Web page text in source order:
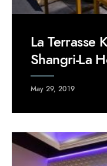
La Terrasse
Shangri-La
May 29, 2019